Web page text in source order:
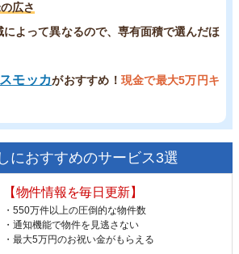
広さ
によって異なるので、専有面積で選んだほ
スモッカがおすすめ！ 現金で最大5万円キ
におすすめのサービス3選
【物件情報を毎日更新】
・550万件以上の圧倒的な物件数
・通知機能で物件を見逃さない
・最大5万円のお祝い金がもらえる